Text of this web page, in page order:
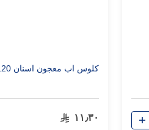
كلوس اب معجون اسنان 120 مل الازرق
١١٫٣٠